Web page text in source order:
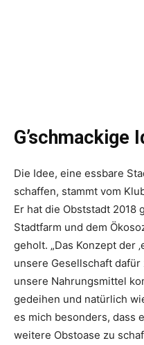
G’schmackige
Die Idee, eine essbare
schaffen, stammt vom
Er hat die Obststadt 2018
Stadtfarm und dem
geholt. „Das Konzept der
unsere Gesellschaft
unsere Nahrungsmittel
gedeihen und natürlich
es mich besonders, dass
weitere Obstoase zu